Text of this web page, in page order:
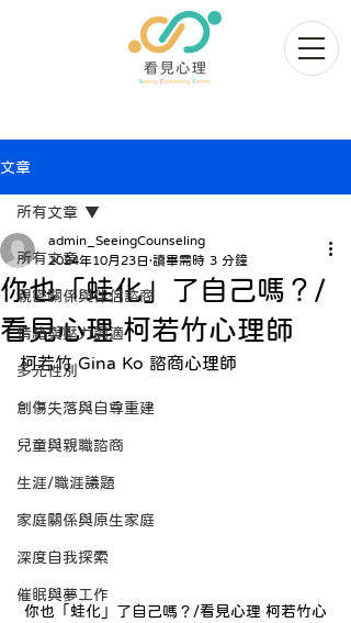
文章
所有文章
親密關係與伴侶諮商
情緒與壓力調適
多元性別
創傷失落與自尊重建
兒童與親職諮商
生涯/職涯議題
家庭關係與原生家庭
深度自我探索
催眠與夢工作
所有文章
你也「蛙化」了自己嗎？/
看見心理 柯若竹心理師
admin_SeeingCounseling
2024年10月23日 讀畢需時 3 分鐘
柯若竹 Gina Ko 諮商心理師
你也「蛙化」了自己嗎？/看見心理 柯若竹心